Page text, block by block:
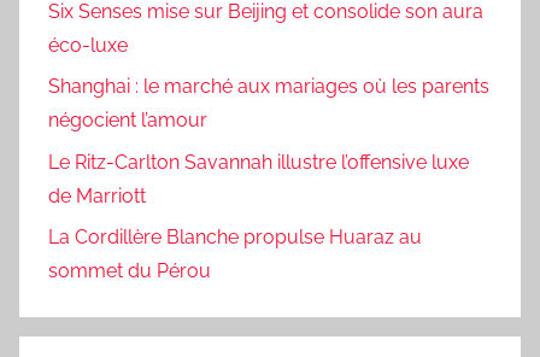
Six Senses mise sur Beijing et consolide son aura
éco-luxe
Shanghai : le marché aux mariages où les parents
négocient l’amour
Le Ritz-Carlton Savannah illustre l’offensive luxe
de Marriott
La Cordillère Blanche propulse Huaraz au
sommet du Pérou